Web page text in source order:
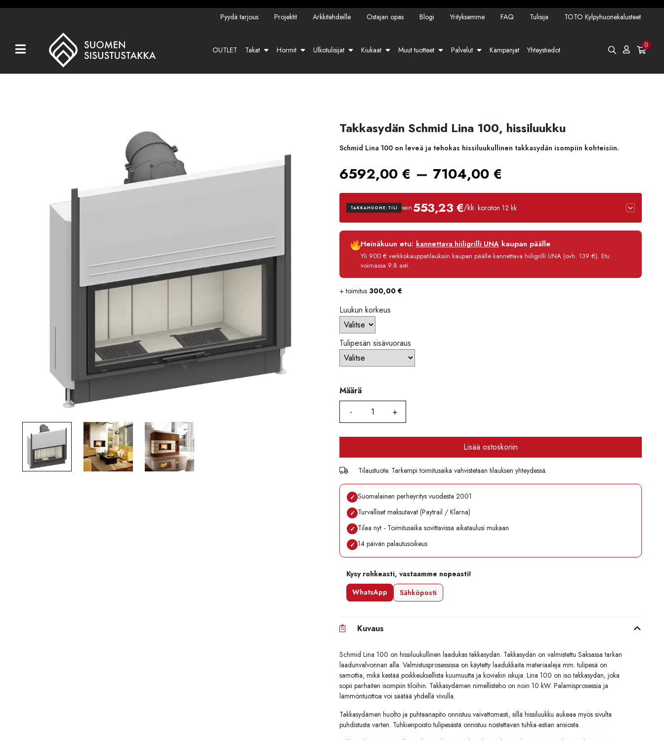
Kaikki tuotteet
Muut tuotteet
FAQ
Tulisija
TOTO
Kylpyhuonekalusteet
Pyydä tarjous Projektit Arkkitehdeille Ostajan opas Blogi Yrityksemme FAQ Tulisija TOTO Kylpyhuonekalusteet
OUTLET Takat Hormit Ulkotulisijat Kiukaat Muut tuotteet Palvelut Kampanjat Yhteystiedot 0
Takkasydän Schmid Lina 100, hissiluukku
Schmid Lina 100 on leveä ja tehokas hissiluukullinen takkasydän isompiin kohteisiin.
6592,00 € – 7104,00 €
6592,00 €
-
7104,00 €
TAKKAHUONE-TILI vain 553,23 €/kk· koroton 12 kk
Luottoaika
Korko
Käsittelymaksu
Heinäkuun etu: kannettava hiiligrilli UNAkaupan päälle
Yli 900 € verkkokauppatilauksiin kaupan päälle kannettava hiiligrilli UNA (ovh. 139 €). Etu
voimassa 9.8 asti.
+ toimitus 300,00 €
Luukun korkeus
Tulipesän sisävuoraus
Määrä
Määrä
Lisää ostoskoriin
Tilaustuote. Tarkempi toimitusaika vahvistetaan tilauksen yhteydessä.
✓ Suomalainen perheyritys vuodesta 2001
✓ Turvalliset maksutavat (Paytrail / Klarna)
✓ Tilaa nyt - Toimitusaika sovittavissa aikataulusi mukaan
✓ 14 päivän palautusoikeus
Kysy rohkeasti, vastaamme nopeasti!
WhatsApp
Sähköposti
Kuvaus
Schmid Lina 100 on hissiluukullinen laadukas takkasydän. Takkasydän on valmistettu Saksassa tarkan
laadunvalvonnan alla. Valmistusprosessissa on käytetty laadukkaita materiaaleja mm. tulipesä on
samottia, mikä kestää poikkeuksellista kuumuutta ja koviakin iskuja. Lina 100 on iso takkasydän, joka
sopii parhaiten isompiin tiloihin. Takkasydämen nimellisteho on noin 10 kW. Palamisprosessia ja
lämmöntuottoa voi säätää yhdellä vivulla.
Takkasydämen huolto ja puhtaanapito onnistuu vaivattomasti, sillä hissiluukku aukeaa myös sivulta
puhdistusta varten. Tuhkienpoisto tulipesästä onnistuu nostettavan tuhka-astian ansiosta.